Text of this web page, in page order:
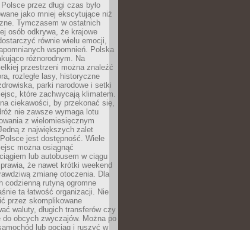
przez długi czas było
jako mniej ekscytujące niż
Tymczasem w ostatnich
osób odkrywa, że krajowe
równie wielu emocji,
wspomnień. Polska
różnorodnym. Na
przestrzeni można znaleźć
rozległe lasy, historyczne
parki narodowe i setki
które zachwycają klimatem.
ciekawości, by przekonać się,
nie zawsze wymaga lotu
z wielomiesięcznym
z największych zalet
jest dostępność. Wiele
można osiągnąć
lub autobusem w ciągu
że nawet krótki weekend
zmianę otoczenia. Dla
codzienną rutyną ogromne
ta łatwość organizacji. Nie
przez skomplikowane
waluty, długich transferów czy
do obcych zwyczajów. Można po
lub pociąg i ruszyć w